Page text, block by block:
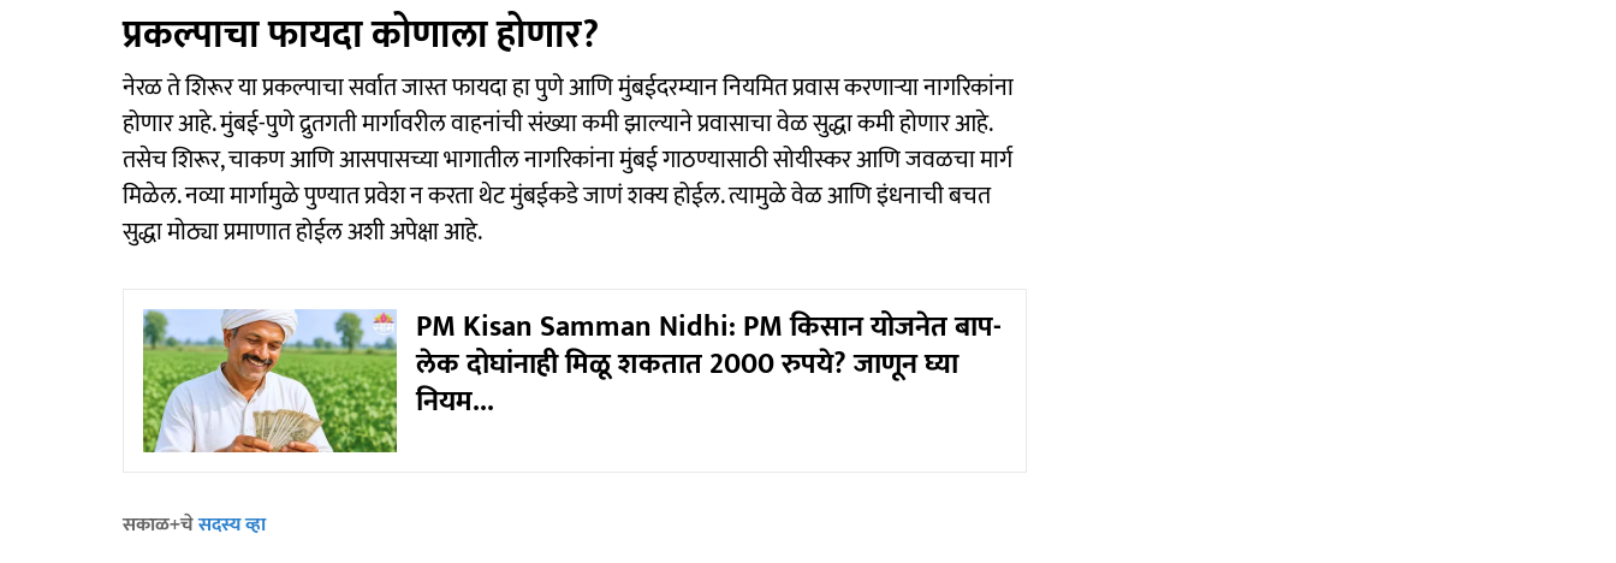
प्रकल्पाचा फायदा कोणाला होणार?
नेरळ ते शिरूर या प्रकल्पाचा सर्वात जास्त फायदा हा पुणे आणि मुंबईदरम्यान नियमित प्रवास करणाऱ्या नागरिकांना
होणार आहे. मुंबई-पुणे द्रुतगती मार्गावरील वाहनांची संख्या कमी झाल्याने प्रवासाचा वेळ सुद्धा कमी होणार आहे.
तसेच शिरूर, चाकण आणि आसपासच्या भागातील नागरिकांना मुंबई गाठण्यासाठी सोयीस्कर आणि जवळचा मार्ग
मिळेल. नव्या मार्गामुळे पुण्यात प्रवेश न करता थेट मुंबईकडे जाणं शक्य होईल. त्यामुळे वेळ आणि इंधनाची बचत
सुद्धा मोठ्या प्रमाणात होईल अशी अपेक्षा आहे.
PM Kisan Samman Nidhi: PM किसान योजनेत बाप-
लेक दोघांनाही मिळू शकतात 2000 रुपये? जाणून घ्या
नियम...
सकाळ+चेसदस्य व्हा